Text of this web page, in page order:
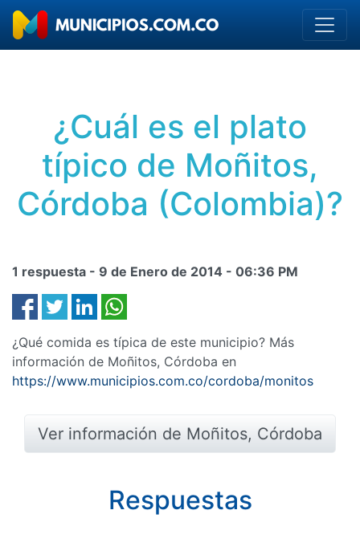
¿Cuál es el plato
típico de Moñitos,
Córdoba (Colombia)?
1 respuesta - 9 de Enero de 2014 - 06:36 PM
¿Qué comida es típica de este municipio? Más
información de Moñitos, Córdoba en
https://www.municipios.com.co/cordoba/monitos
Ver información de Moñitos, Córdoba
Respuestas